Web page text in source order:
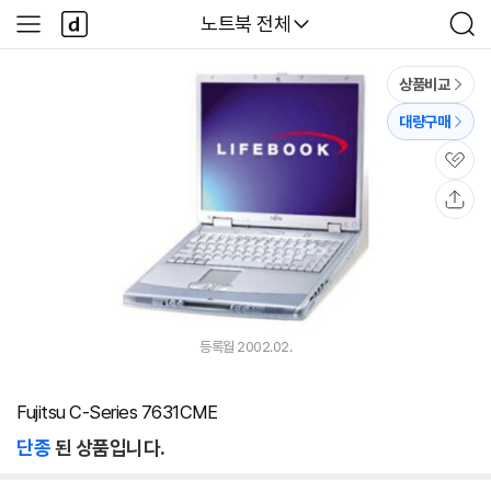
다나와
노트북 전체
검
색
사
이
다
나
와
상품비교
대량구매
관
심
등록월 2002.02.
Fujitsu C-Series 7631CME
단종된 상품입니다.